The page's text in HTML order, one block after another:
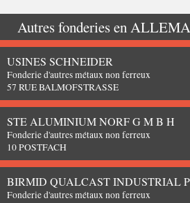
Autres fonderies en
USINES SCHNEIDER
Fonderie d'autres métaux non ferreux
57 RUE BALMOFSTRASSE
STE ALUMINIUM NORF G M B H
Fonderie d'autres métaux non ferreux
10 POSTFACH
BIRMID QUALCAST INDUSTRIAL
Fonderie d'autres métaux non ferreux